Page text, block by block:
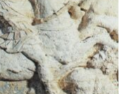
Aggiungi
alla lista
dei
desideri